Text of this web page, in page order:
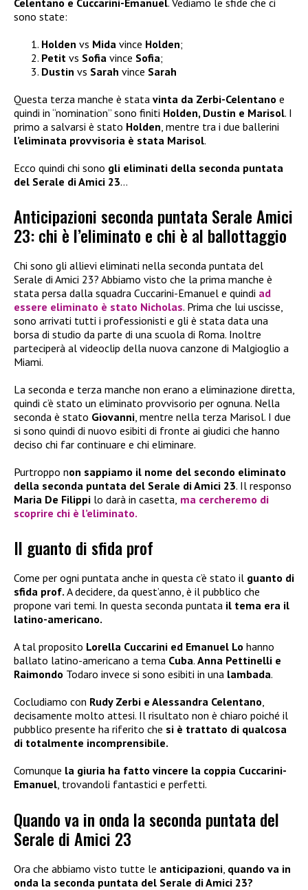
sono state:
Holden vs Mida vince Holden;
Petit vs Sofia vince Sofia;
Dustin vs Sarah vince Sarah
Questa terza manche è stata vinta da Zerbi-Celentano e
quindi in “nomination” sono finiti Holden, Dustin e Marisol. I
primo a salvarsi è stato Holden , mentre tra i due ballerini
l’eliminata provvisoria è stata Marisol.
Ecco quindi chi sono gli eliminati della seconda puntata
del Serale di Amici 23…
Anticipazioni seconda puntata Serale Amici
23: chi è l’eliminato e chi è al ballottaggio
Chi sono gli allievi eliminati nella seconda puntata del
Serale di Amici 23? Abbiamo visto che la prima manche è
stata persa dalla squadra Cuccarini-Emanuel e quindi ad
essere eliminato è stato Nicholas. Prima che lui uscisse,
sono arrivati tutti i professionisti e gli è stata data una
borsa di studio da parte di una scuola di Roma. Inoltre
parteciperà al videoclip della nuova canzone di Malgioglio a
Miami.
La seconda e terza manche non erano a eliminazione diretta,
quindi c’è stato un eliminato provvisorio per ognuna. Nella
seconda è stato Giovanni , mentre nella terza Marisol. I due
si sono quindi di nuovo esibiti di fronte ai giudici che hanno
deciso chi far continuare e chi eliminare.
Purtroppo non sappiamo il nome del secondo eliminato
della seconda puntata del Serale di Amici 23. Il responso
Maria De Filippi lo darà in casetta, ma cercheremo di
scoprire chi è l’eliminato.
Il guanto di sfida prof
Come per ogni puntata anche in questa c’è stato il guanto di
sfida prof. A decidere, da quest’anno, è il pubblico che
propone vari temi. In questa seconda puntata il tema era il
latino-americano.
A tal proposito Lorella Cuccarini ed Emanuel Lo hanno
ballato latino-americano a tema Cuba. Anna Pettinelli e
Raimondo Todaro invece si sono esibiti in una lambada.
Cocludiamo con Rudy Zerbi e Alessandra Celentano,
decisamente molto attesi. Il risultato non è chiaro poiché il
pubblico presente ha riferito che si è trattato di qualcosa
di totalmente incomprensibile.
Comunque la giuria ha fatto vincere la coppia Cuccarini-
Emanuel, trovandoli fantastici e perfetti.
Quando va in onda la seconda puntata del
Serale di Amici 23
Ora che abbiamo visto tutte le anticipazioni quando va in
onda la seconda puntata del Serale di Amici 23?